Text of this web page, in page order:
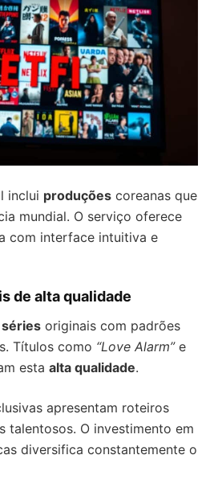
inclui produções coreanas que
mundial. O serviço oferece
com interface intuitiva e
de alta qualidade
séries originais com padrões
Títulos como “Love Alarm”e
esta alta qualidade.
apresentam roteiros
talentosos. O investimento em
diversifica constantemente o